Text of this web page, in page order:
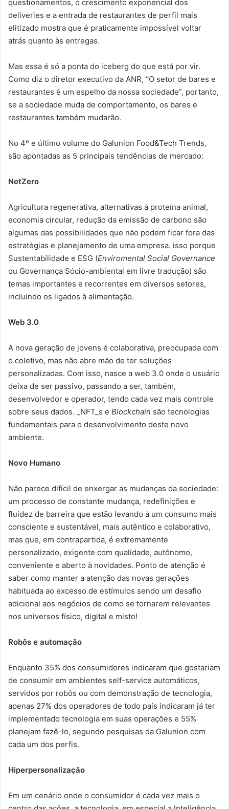
questionamentos, o crescimento exponencial dos
deliveries e a entrada de restaurantes de perfil mais
elitizado mostra que é praticamente impossível voltar
atrás quanto às entregas.
Mas essa é só a ponta do iceberg do que está por vir.
Como diz o diretor executivo da ANR, “O setor de bares e
restaurantes é um espelho da nossa sociedade”, portanto,
se a sociedade muda de comportamento, os bares e
restaurantes também mudarão.
No 4º e último volume do Galunion Food&Tech Trends,
são apontadas as 5 principais tendências de mercado:
NetZero
Agricultura regenerativa, alternativas à proteína animal,
economia circular, redução da emissão de carbono são
algumas das possibilidades que não podem ficar fora das
estratégias e planejamento de uma empresa. isso porque
Sustentabilidade e ESG (Enviromental Social Governance
ou Governança Sócio-ambiental em livre tradução) são
temas importantes e recorrentes em diversos setores,
incluindo os ligados à alimentação.
Web 3.0
A nova geração de jovens é colaborativa, preocupada com
o coletivo, mas não abre mão de ter soluções
personalizadas. Com isso, nasce a web 3.0 onde o usuário
deixa de ser passivo, passando a ser, também,
desenvolvedor e operador, tendo cada vez mais controle
sobre seus dados. _NFT_s e Blockchain são tecnologias
fundamentais para o desenvolvimento deste novo
ambiente.
Novo Humano
Não parece difícil de enxergar as mudanças da sociedade:
um processo de constante mudança, redefinições e
fluidez de barreira que estão levando à um consumo mais
consciente e sustentável, mais autêntico e colaborativo,
mas que, em contrapartida, é extremamente
personalizado, exigente com qualidade, autônomo,
conveniente e aberto à novidades. Ponto de atenção é
saber como manter a atenção das novas gerações
habituada ao excesso de estímulos sendo um desafio
adicional aos negócios de como se tornarem relevantes
nos universos físico, digital e misto!
Robôs e automação
Enquanto 35% dos consumidores indicaram que gostariam
de consumir em ambientes self-service automáticos,
servidos por robôs ou com demonstração de tecnologia,
apenas 27% dos operadores de todo país indicaram já ter
implementado tecnologia em suas operações e 55%
planejam fazê-lo, segundo pesquisas da Galunion com
cada um dos perfis.
Hiperpersonalização
Em um cenário onde o consumidor é cada vez mais o